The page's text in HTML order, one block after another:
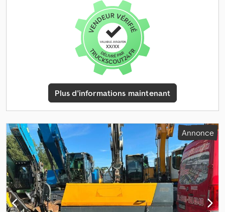
Plus d'informations maintenant
Annonce